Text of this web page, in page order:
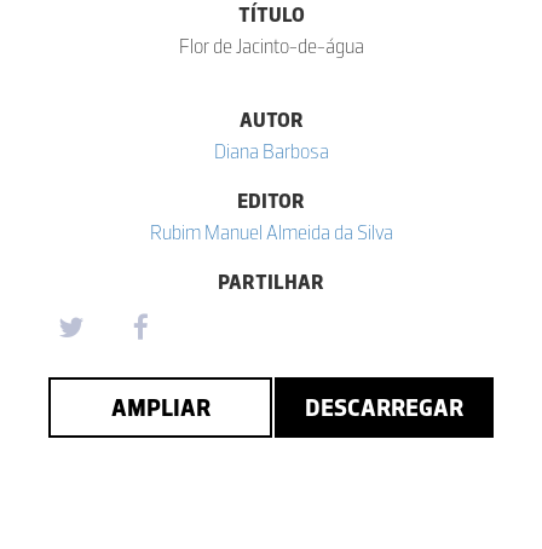
TÍTULO
Flor de Jacinto-de-água
AUTOR
Diana Barbosa
EDITOR
Rubim Manuel Almeida da Silva
PARTILHAR
AMPLIAR DESCARREGAR